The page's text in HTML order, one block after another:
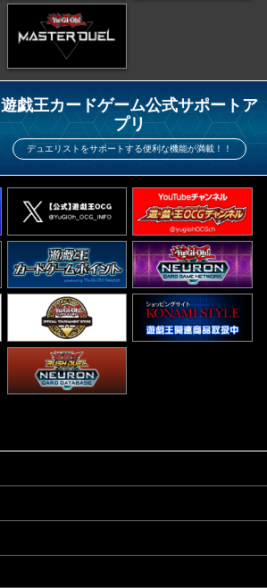
遊戯王カードゲーム公式サポートア
プリ
デュエリストをサポートする便利な機能が満載！！